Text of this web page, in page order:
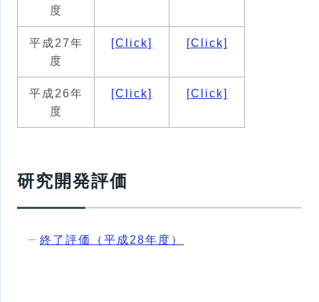
度
平成27年
度
[Click] [Click]
平成26年
度
[Click] [Click]
研究開発評価
終了評価（平成28年度）